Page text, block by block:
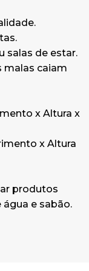
salas de estar.
malas caiam
x Altura x
x Altura
produtos
água e sabão.